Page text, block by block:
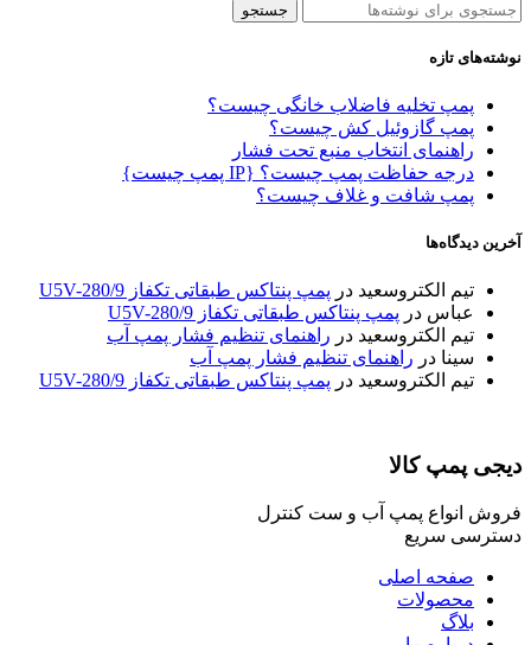
جستجو
نوشته‌های تازه
پمپ تخلیه فاضلاب خانگی چیست؟
پمپ گازوئیل کش چیست؟
راهنمای انتخاب منبع تحت فشار
درجه حفاظت پمپ چیست؟ {IP پمپ چیست}
پمپ شافت و غلاف چیست؟
آخرین دیدگاه‌ها
تیم الکتروسعید در پمپ پنتاکس طبقاتی تکفاز U5V-280/9
عباس در پمپ پنتاکس طبقاتی تکفاز U5V-280/9
تیم الکتروسعید در راهنمای تنظیم فشار پمپ آب
سینا در راهنمای تنظیم فشار پمپ آب
تیم الکتروسعید در پمپ پنتاکس طبقاتی تکفاز U5V-280/9
دیجی پمپ کالا
فروش انواع پمپ آب و ست کنترل
دسترسی سریع
صفحه اصلی
محصولات
بلاگ